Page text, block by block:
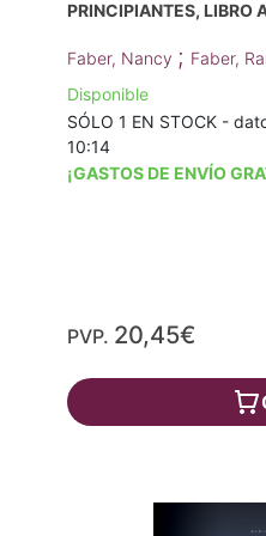
PRINCIPIANTES, LIBRO
Faber, Nancy ; Faber,
Disponible
SÓLO 1 EN STOCK -
10:14
¡GASTOS DE ENVÍO
PVP. 20,45€